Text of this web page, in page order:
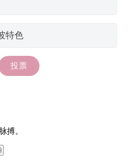
搏。